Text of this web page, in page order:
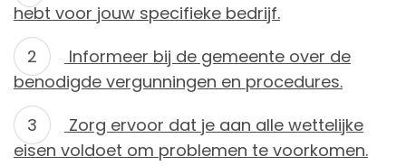
hebt voor jouw specifieke bedrijf.
Informeer bij de gemeente over de
benodigde vergunningen en procedures.
Zorg ervoor dat je aan alle wettelijke
eisen voldoet om problemen te voorkomen.